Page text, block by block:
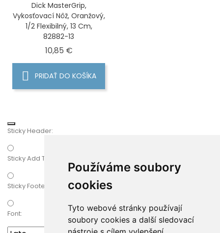
Používáme soubory
cookies
Tyto webové stránky používají
soubory cookies a další sledovací
Dick MasterGrip,
Vykosťovací Nôž, Oranžový,
1/2 Flexibilný, 13 Cm,
82882-13
10,85 €Cena
PRIDAŤ DO KOŠÍKA
Sticky Header:
Sticky Add To Cart
Sticky Footer:
Font: